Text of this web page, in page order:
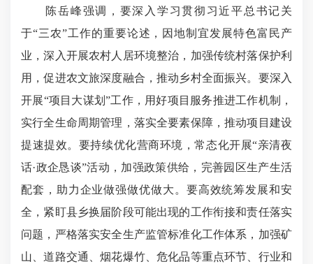
陈岳峰强调，要深入学习贯彻习近平总书记关
于“三农”工作的重要论述，因地制宜发展特色富民产
业，深入开展农村人居环境整治，加强传统村落保护利
用，促进农文旅深度融合，推动乡村全面振兴。要深入
开展“项目大谋划”工作，用好项目服务推进工作机制，
实行全生命周期管理，落实全要素保障，推动项目建设
提速提效。要持续优化营商环境，常态化开展“亲清夜
话·政企恳谈”活动，加强政策供给，完善园区生产生活
配套，助力企业做强做优做大。要高效统筹发展和安
全，紧盯县乡换届阶段可能出现的工作衔接和责任落实
问题，严格落实安全生产监管标准化工作体系，加强矿
山、道路交通、烟花爆竹、危化品等重点环节、行业和